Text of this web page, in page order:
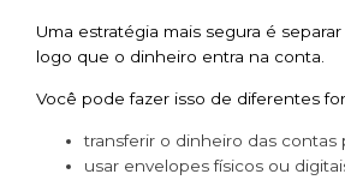
Uma estratégia mais segura é
logo que o dinheiro entra na conta.
Você pode fazer isso de diferentes
transferir o dinheiro das contas
usar envelopes físicos ou